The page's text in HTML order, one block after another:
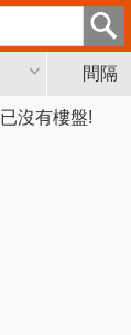
間隔
已沒有樓盤!